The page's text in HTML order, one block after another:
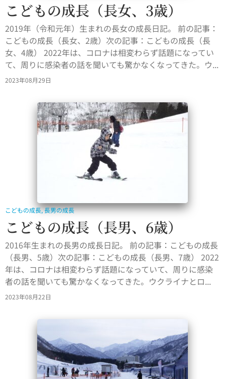
こどもの成長（長女、3歳）
2019年（令和元年）生まれの長女の成長日記。 前の記事：
こどもの成長（長女、2歳）次の記事：こどもの成長（長
女、4歳） 2022年は、コロナは相変わらず話題になってい
て、周りに感染者の話を聞いても驚かなくなってきた。ウ...
2023年08月29日
こどもの成長,長男の成長
こどもの成長（長男、6歳）
2016年生まれの長男の成長日記。 前の記事：こどもの成長
（長男、5歳）次の記事：こどもの成長（長男、7歳） 2022
年は、コロナは相変わらず話題になっていて、周りに感染
者の話を聞いても驚かなくなってきた。ウクライナとロ...
2023年08月22日